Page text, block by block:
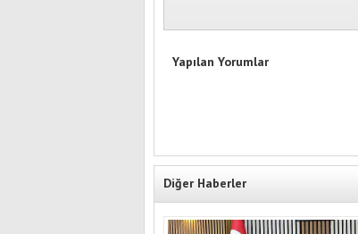
Yapılan Yorumlar
Diğer Haberler